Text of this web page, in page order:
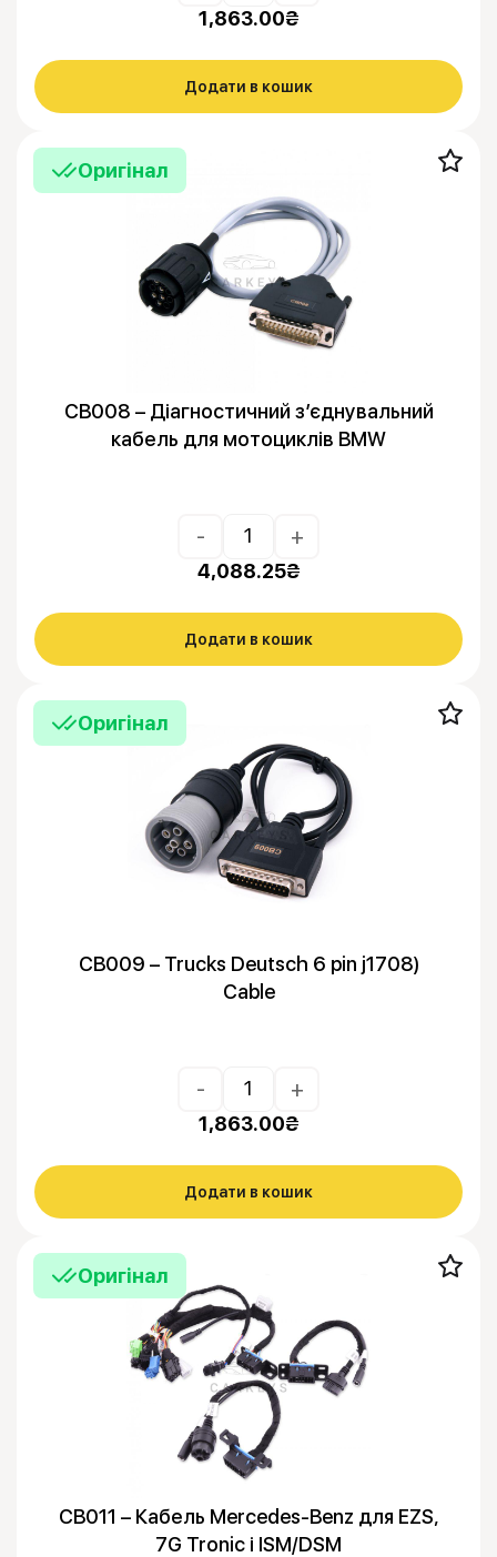
1,863.00₴
Додати в кошик
CB008 – Діагностичний з’єднувальний
кабель для мотоциклів BMW
- +
4,088.25₴
Додати в кошик
Оригінал
CB009 – Trucks Deutsch 6 pin j1708)
Cable
- +
1,863.00₴
Додати в кошик
Оригінал
CB011 – Кабель Mercedes-Benz для EZS,
7G Tronic і ISM/DSM
Оригінал